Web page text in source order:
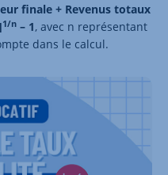
finale + Revenus totaux
1/n – 1, avec n représentant
dans le calcul.